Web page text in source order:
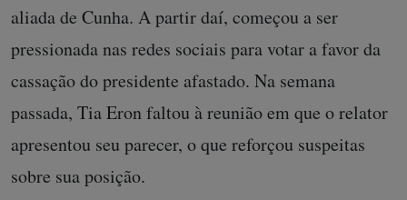
aliada de Cunha. A partir daí, começou a ser
pressionada nas redes sociais para votar a favor da
cassação do presidente afastado. Na semana
passada, Tia Eron faltou à reunião em que o relator
apresentou seu parecer, o que reforçou suspeitas
sobre sua posição.